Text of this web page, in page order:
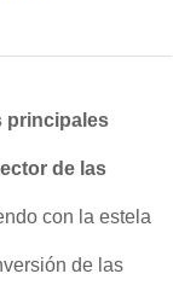
principales
de las
con la estela
de las